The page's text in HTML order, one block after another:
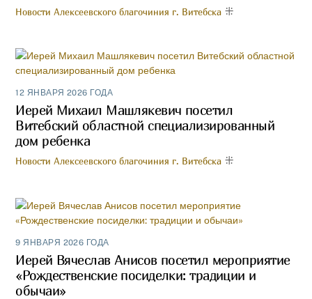
Новости Алексеевского благочиния г. Витебска
12 ЯНВАРЯ 2026 ГОДА
Иерей Михаил Машлякевич посетил
Витебский областной специализированный
дом ребенка
Новости Алексеевского благочиния г. Витебска
9 ЯНВАРЯ 2026 ГОДА
Иерей Вячеслав Анисов посетил мероприятие
«Рождественские посиделки: традиции и
обычаи»